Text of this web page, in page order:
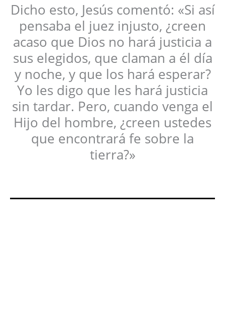
Dicho esto, Jesús comentó: «Si así
pensaba el juez injusto, ¿creen
acaso que Dios no hará justicia a
sus elegidos, que claman a él día
y noche, y que los hará esperar?
Yo les digo que les hará justicia
sin tardar. Pero, cuando venga el
Hijo del hombre, ¿creen ustedes
que encontrará fe sobre la
tierra?»